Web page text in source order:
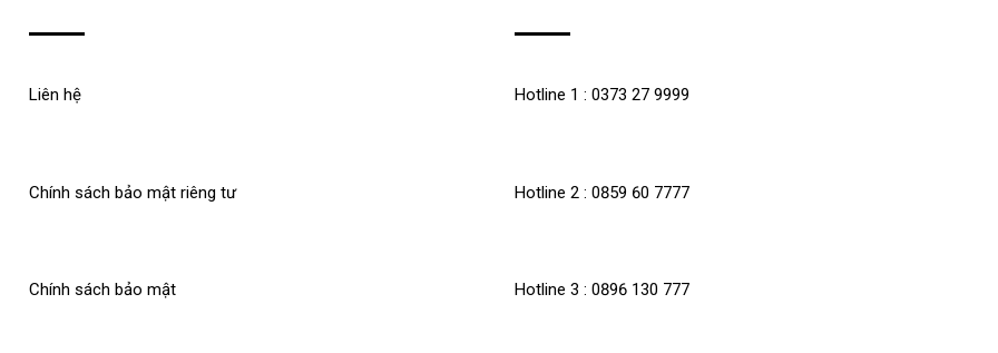
Liên hệ
Chính sách bảo mật riêng tư
Chính sách bảo mật
Hotline 1 : 0373 27 9999
Hotline 2 : 0859 60 7777
Hotline 3 : 0896 130 777